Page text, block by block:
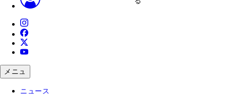
メニュ
ニュース